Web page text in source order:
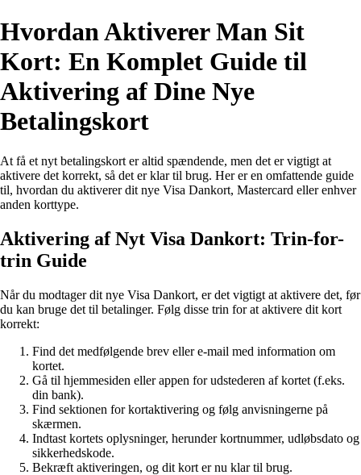
Hvordan Aktiverer Man Sit
Kort: En Komplet Guide til
Aktivering af Dine Nye
Betalingskort
At få et nyt betalingskort er altid spændende, men det er vigtigt at
aktivere det korrekt, så det er klar til brug. Her er en omfattende guide
til, hvordan du aktiverer dit nye Visa Dankort, Mastercard eller enhver
anden korttype.
Aktivering af Nyt Visa Dankort: Trin-for-
trin Guide
Når du modtager dit nye Visa Dankort, er det vigtigt at aktivere det, før
du kan bruge det til betalinger. Følg disse trin for at aktivere dit kort
korrekt:
Find det medfølgende brev eller e-mail med information om
kortet.
Gå til hjemmesiden eller appen for udstederen af kortet (f.eks.
din bank).
Find sektionen for kortaktivering og følg anvisningerne på
skærmen.
Indtast kortets oplysninger, herunder kortnummer, udløbsdato og
sikkerhedskode.
Bekræft aktiveringen, og dit kort er nu klar til brug.